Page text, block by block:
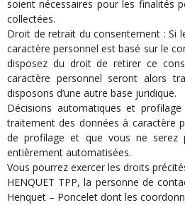
soient nécessaires pour les finalités
collectées.
Droit de retrait du consentement : Si
caractère personnel est basé sur le
disposez du droit de retirer ce
caractère personnel seront alors
disposons d’une autre base juridique.
Décisions automatiques et
traitement des données à caractère
de profilage et que vous ne serez
entièrement automatisées.
Vous pourrez exercer les droits
HENQUET TPP, la personne de
Henquet – Poncelet dont les